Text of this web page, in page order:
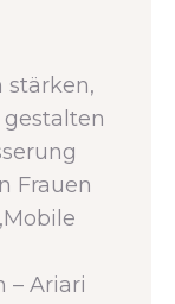
stärken,
Frauen
– Ariari